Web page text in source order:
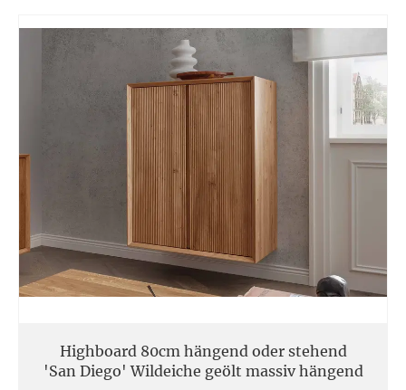
Highboard 80cm hängend oder stehend
'San Diego' Wildeiche geölt massiv hängend